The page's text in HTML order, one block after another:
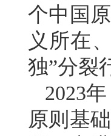
个中国
义所在
独”分裂
2023
原则基